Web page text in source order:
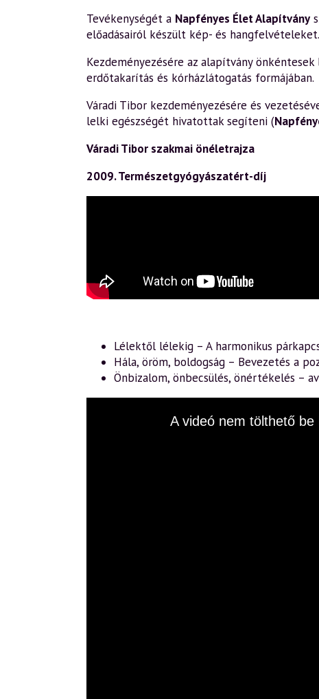
Tevékenységét a Napfényes Élet Alapítvány
előadásairól készült kép- és hangfelvételeket.
Kezdeményezésére az alapítvány
erdőtakarítás és kórházlátogatás formájában.
Váradi Tibor kezdeményezésére és
lelki egészségét hivatottak segíteni (
Váradi Tibor szakmai önéletrajza
2009. Természetgyógyászatért-díj
Lélektől lélekig – A harmonikus
Hála, öröm, boldogság – Bevezetés a
Önbizalom, önbecsülés, önértékelés –
A videó nem tölthető